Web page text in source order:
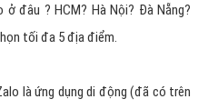
đâu ? HCM? Hà Nội? Đà Nẵng?
tối đa 5 địa điểm.
là ứng dụng di động (đã có trên